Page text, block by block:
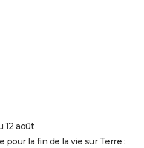
12 août
pour la fin de la vie sur Terre :